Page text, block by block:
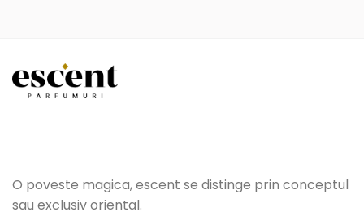
O poveste magica, escent se distinge prin conceptul
sau exclusiv oriental.